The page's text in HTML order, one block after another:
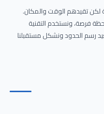
لكن تقيدهم الوقت والمكان.
فرصة، ونستخدم التقنية
رسم الحدود ونشكل مستقبلنا